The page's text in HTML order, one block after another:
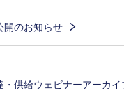
開のお知らせ
・供給ウェビナーアーカ